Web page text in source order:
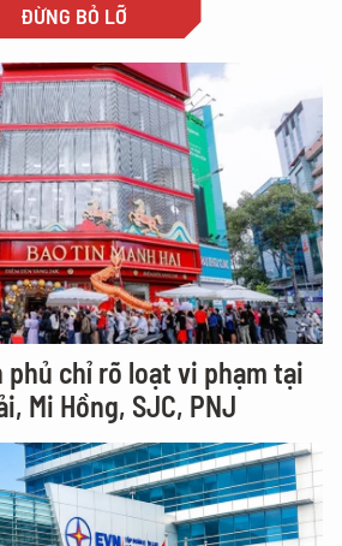
ĐỪNG BỎ LỠ
phủ chỉ rõ loạt vi phạm tại
Mi Hồng, SJC, PNJ